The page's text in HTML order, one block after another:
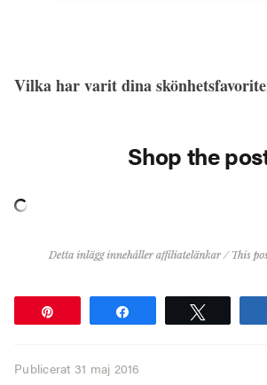
Vilka har varit dina
Shop the
Publicerat 31 maj 2016